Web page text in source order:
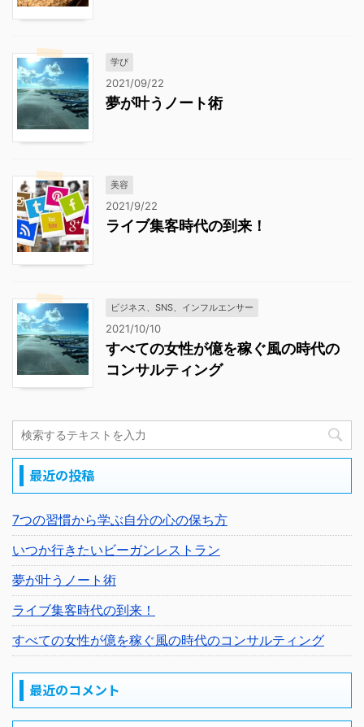
学び
2021/09/22
夢が叶うノート術
美容
2021/9/22
ライブ集客時代の到来！
ビジネス、SNS、インフルエンサー
2021/10/10
すべての女性が億を稼ぐ風の時代の
コンサルティング
最近の投稿
7つの習慣から学ぶ自分の心の保ち方
いつか行きたいビーガンレストラン
夢が叶うノート術
ライブ集客時代の到来！
すべての女性が億を稼ぐ風の時代のコンサルティング
最近のコメント